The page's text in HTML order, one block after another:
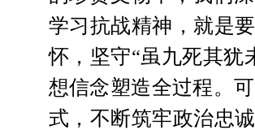
学习抗战精神，就是
怀，坚守“虽九死其犹
想信念塑造全过程。
式，不断筑牢政治忠